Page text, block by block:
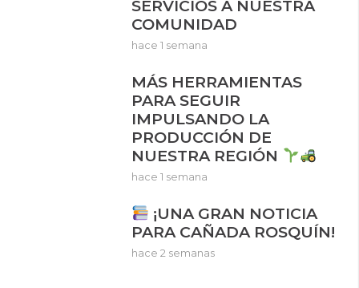
SERVICIOS A NUESTRA
COMUNIDAD
hace 1 semana
MÁS HERRAMIENTAS
PARA SEGUIR
IMPULSANDO LA
PRODUCCIÓN DE
NUESTRA REGIÓN
hace 1 semana
¡UNA GRAN NOTICIA
PARA CAÑADA ROSQUÍN!
hace 2 semanas